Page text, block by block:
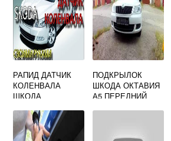
РАПИД ДАТЧИК
КОЛЕНВАЛА
ШКОДА
ПОДКРЫЛОК
ШКОДА ОКТАВИЯ
А5 ПЕРЕДНИЙ